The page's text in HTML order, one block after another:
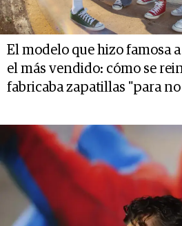
El modelo que hizo famosa
el más vendido: cómo se
fabricaba zapatillas "para no